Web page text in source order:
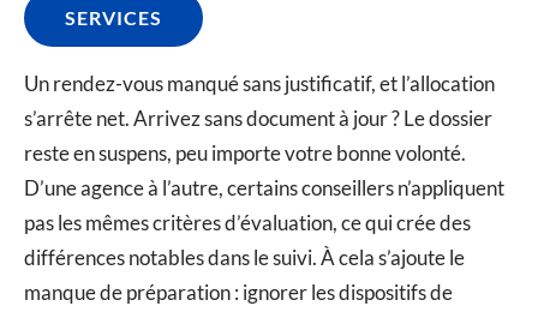
SERVICES
Un rendez-vous manqué sans justificatif, et l’allocation
s’arrête net. Arrivez sans document à jour ? Le dossier
reste en suspens, peu importe votre bonne volonté.
D’une agence à l’autre, certains conseillers n’appliquent
pas les mêmes critères d’évaluation, ce qui crée des
différences notables dans le suivi. À cela s’ajoute le
manque de préparation : ignorer les dispositifs de